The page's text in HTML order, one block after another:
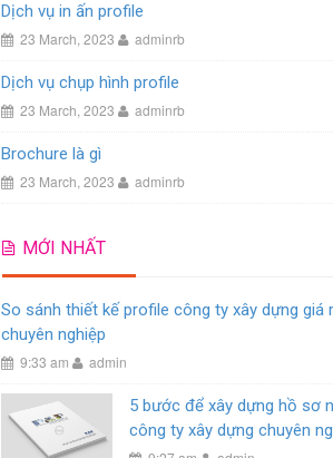
Dịch vụ in ấn profile
23 March, 2023 adminrb
Dịch vụ chụp hình profile
23 March, 2023 adminrb
Brochure là gì
23 March, 2023 adminrb
MỚI NHẤT
So sánh thiết kế profile công ty xây dựng giá
chuyên nghiệp
9:33 am admin
5 bước để xây dựng hồ sơ
công ty xây dựng chuyên